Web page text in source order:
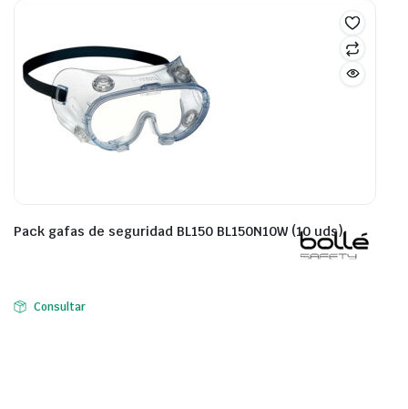
Pack gafas de seguridad BL150 BL150N10W (10 uds)
Consultar